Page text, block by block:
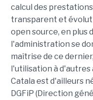
calcul des
transparent et
open source, en plus
l'administration se
maîtrise de ce
l'utilisation à d'autres
Catala est d'ailleurs
DGFiP (Direction